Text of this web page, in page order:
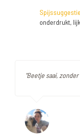
Spijssuggestie
onderdrukt,
"Beetje saai,